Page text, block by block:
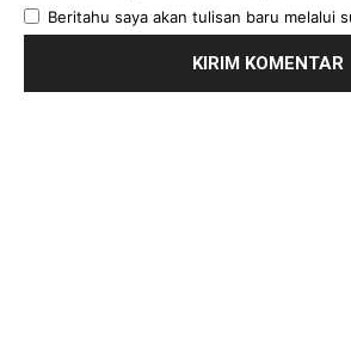
Beritahu saya akan tulisan baru melalui